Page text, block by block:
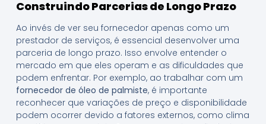
Construindo Parcerias de Longo Prazo
Ao invés de ver seu fornecedor apenas como um
prestador de serviços, é essencial desenvolver uma
parceria de longo prazo. Isso envolve entender o
mercado em que eles operam e as dificuldades que
podem enfrentar. Por exemplo, ao trabalhar com um
fornecedor de óleo de palmiste, é importante
reconhecer que variações de preço e disponibilidade
podem ocorrer devido a fatores externos, como clima